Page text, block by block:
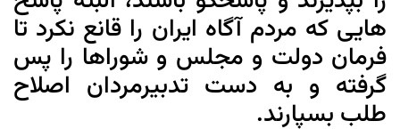
هایی که مردم آگاه ایران را قانع نکرد تا
فرمان دولت و مجلس و شوراها را پس
گرفته و به دست تدبیرمردان اصلاح
طلب بسپارند.